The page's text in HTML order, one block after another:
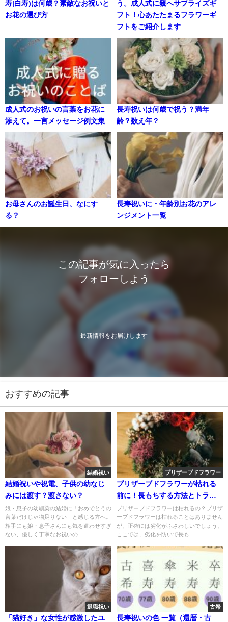
寿|白寿)は何歳？素敵なお祝いと
お花の選び方
う。成人式に親へサプライズギ
フト！心あたたまるフラワーギ
フトをご紹介します
成人式のお祝いの言葉をお花に
添えて。一言メッセージ例文集
長寿祝いは何歳で祝う？満年
齢？数え年？
お母さんのお誕生日、なにす
る？
長寿祝いに・年齢別お花のアレ
ンジメント一覧
この記事が気に入ったら
フォローしよう
最新情報をお届けします
おすすめの記事
結婚祝い
結婚祝いや祝電、子供の幼なじ
みには渡す？渡さない？
娘・息子の幼馴染の結婚に「おめでとうの
言葉だけじゃ物足りない」と感じる方へ。
相手にも娘・息子さんにも気を遣わせすぎ
ない、優しく丁寧なお祝いの...
プリザーブドフラワー
プリザーブドフラワーが枯れる
前に！長もちする方法とトラブ
ル対処法
プリザーブドフラワーは枯れるの？プリザ
ーブドフラワーは枯れることはありません
が、正確には劣化がふさわしいでしょう。
ここでは、劣化を防いで長も...
退職祝い
「猫好き」な女性が感激したユ
古希
長寿祝いの色 一覧（還暦・古